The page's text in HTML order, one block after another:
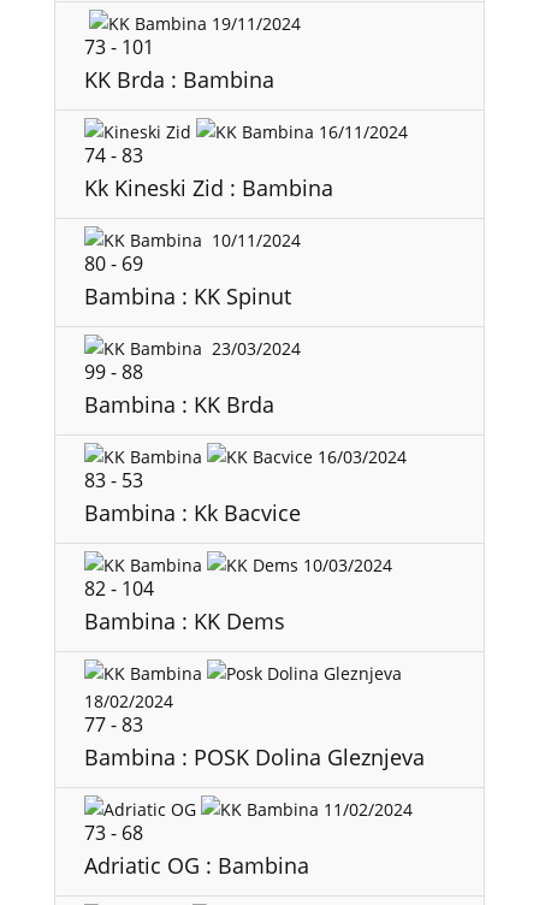
19/11/2024
73- 101
KK Brda : Bambina
16/11/2024
74-83
Kk Kineski Zid : Bambina
10/11/2024
80- 69
Bambina : KK Spinut
23/03/2024
99-88
Bambina : KK Brda
16/03/2024
83- 53
Bambina : Kk Bacvice
10/03/2024
82- 104
Bambina : KK Dems
18/02/2024
77-83
Bambina : POSK Dolina Gleznjeva
11/02/2024
73- 68
Adriatic OG : Bambina